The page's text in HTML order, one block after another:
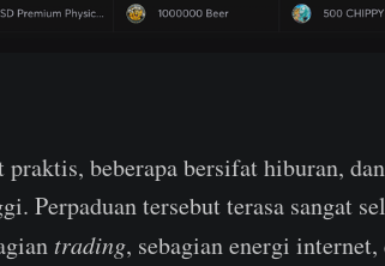
beberapa bersifat hiburan,
Perpaduan tersebut terasa sangat
trading, sebagian energi